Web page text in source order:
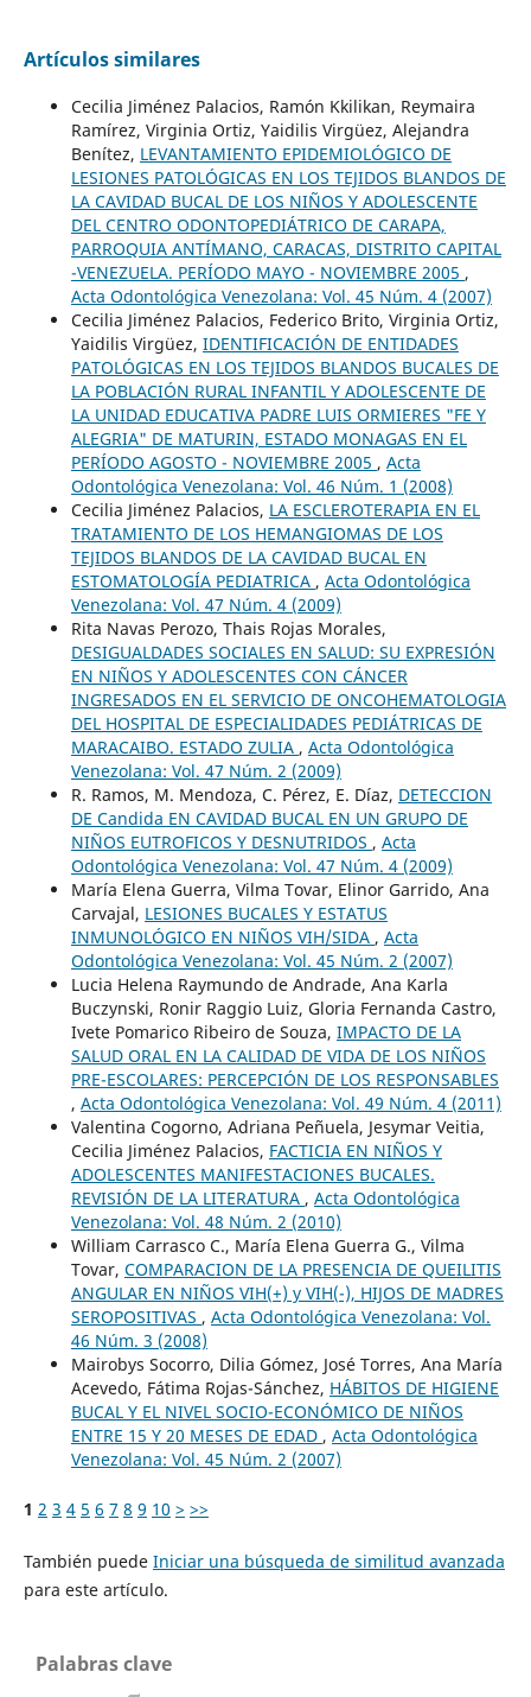
Artículos similares
Cecilia Jiménez Palacios, Ramón Kkilikan, Reymaira
Ramírez, Virginia Ortiz, Yaidilis Virgüez, Alejandra
Benítez, LEVANTAMIENTO EPIDEMIOLÓGICO DE
LESIONES PATOLÓGICAS EN LOS TEJIDOS BLANDOS DE
LA CAVIDAD BUCAL DE LOS NIÑOS Y ADOLESCENTE
DEL CENTRO ODONTOPEDIÁTRICO DE CARAPA,
PARROQUIA ANTÍMANO, CARACAS, DISTRITO CAPITAL
-VENEZUELA. PERÍODO MAYO - NOVIEMBRE 2005 ,
Acta Odontológica Venezolana: Vol. 45 Núm. 4 (2007)
Cecilia Jiménez Palacios, Federico Brito, Virginia Ortiz,
Yaidilis Virgüez, IDENTIFICACIÓN DE ENTIDADES
PATOLÓGICAS EN LOS TEJIDOS BLANDOS BUCALES DE
LA POBLACIÓN RURAL INFANTIL Y ADOLESCENTE DE
LA UNIDAD EDUCATIVA PADRE LUIS ORMIERES "FE Y
ALEGRIA" DE MATURIN, ESTADO MONAGAS EN EL
PERÍODO AGOSTO - NOVIEMBRE 2005 , Acta
Odontológica Venezolana: Vol. 46 Núm. 1 (2008)
Cecilia Jiménez Palacios, LA ESCLEROTERAPIA EN EL
TRATAMIENTO DE LOS HEMANGIOMAS DE LOS
TEJIDOS BLANDOS DE LA CAVIDAD BUCAL EN
ESTOMATOLOGÍA PEDIATRICA , Acta Odontológica
Venezolana: Vol. 47 Núm. 4 (2009)
Rita Navas Perozo, Thais Rojas Morales,
DESIGUALDADES SOCIALES EN SALUD: SU EXPRESIÓN
EN NIÑOS Y ADOLESCENTES CON CÁNCER
INGRESADOS EN EL SERVICIO DE ONCOHEMATOLOGIA
DEL HOSPITAL DE ESPECIALIDADES PEDIÁTRICAS DE
MARACAIBO. ESTADO ZULIA , Acta Odontológica
Venezolana: Vol. 47 Núm. 2 (2009)
R. Ramos, M. Mendoza, C. Pérez, E. Díaz, DETECCION
DE Candida EN CAVIDAD BUCAL EN UN GRUPO DE
NIÑOS EUTROFICOS Y DESNUTRIDOS , Acta
Odontológica Venezolana: Vol. 47 Núm. 4 (2009)
María Elena Guerra, Vilma Tovar, Elinor Garrido, Ana
Carvajal, LESIONES BUCALES Y ESTATUS
INMUNOLÓGICO EN NIÑOS VIH/SIDA , Acta
Odontológica Venezolana: Vol. 45 Núm. 2 (2007)
Lucia Helena Raymundo de Andrade, Ana Karla
Buczynski, Ronir Raggio Luiz, Gloria Fernanda Castro,
Ivete Pomarico Ribeiro de Souza, IMPACTO DE LA
SALUD ORAL EN LA CALIDAD DE VIDA DE LOS NIÑOS
PRE-ESCOLARES: PERCEPCIÓN DE LOS RESPONSABLES
, Acta Odontológica Venezolana: Vol. 49 Núm. 4 (2011)
Valentina Cogorno, Adriana Peñuela, Jesymar Veitia,
Cecilia Jiménez Palacios, FACTICIA EN NIÑOS Y
ADOLESCENTES MANIFESTACIONES BUCALES.
REVISIÓN DE LA LITERATURA , Acta Odontológica
Venezolana: Vol. 48 Núm. 2 (2010)
William Carrasco C., María Elena Guerra G., Vilma
Tovar, COMPARACION DE LA PRESENCIA DE QUEILITIS
ANGULAR EN NIÑOS VIH(+) y VIH(-), HIJOS DE MADRES
SEROPOSITIVAS , Acta Odontológica Venezolana: Vol.
46 Núm. 3 (2008)
Mairobys Socorro, Dilia Gómez, José Torres, Ana María
Acevedo, Fátima Rojas-Sánchez, HÁBITOS DE HIGIENE
BUCAL Y EL NIVEL SOCIO-ECONÓMICO DE NIÑOS
ENTRE 15 Y 20 MESES DE EDAD , Acta Odontológica
Venezolana: Vol. 45 Núm. 2 (2007)
1 2 3 4 5 6 7 8 9 10 > >>
También puede Iniciar una búsqueda de similitud avanzada
para este artículo.
Palabras clave